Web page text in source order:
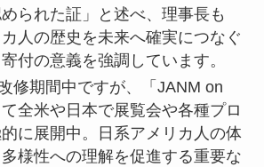
られた証」と述べ、理事長も
カ人の歴史を未来へ確実につなぐ
付の意義を強調しています。
修期間中ですが、「JANM on
全米や日本で展覧会や各種プロ
に展開中。日系アメリカ人の体
様性への理解を促進する重要な